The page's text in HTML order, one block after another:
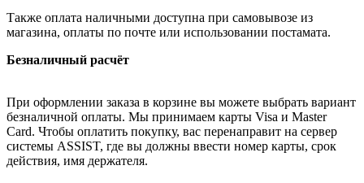
Также оплата наличными доступна при самовывозе из
магазина, оплаты по почте или использовании постамата.
Безналичный расчёт
При оформлении заказа в корзине вы можете выбрать вариант
безналичной оплаты. Мы принимаем карты Visa и Master
Card. Чтобы оплатить покупку, вас перенаправит на сервер
системы ASSIST, где вы должны ввести номер карты, срок
действия, имя держателя.